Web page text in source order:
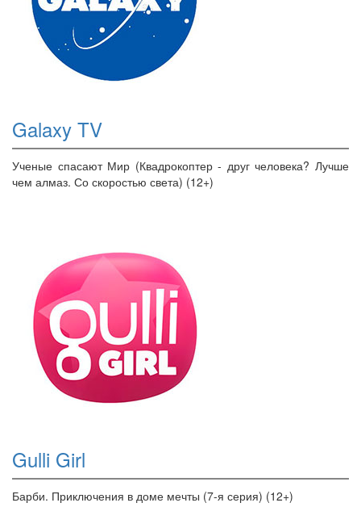
Galaxy TV
Ученые спасают Мир (Квадрокоптер - друг человека? Лучше
чем алмаз. Со скоростью света) (12+)
Gulli Girl
Барби. Приключения в доме мечты (7-я серия) (12+)